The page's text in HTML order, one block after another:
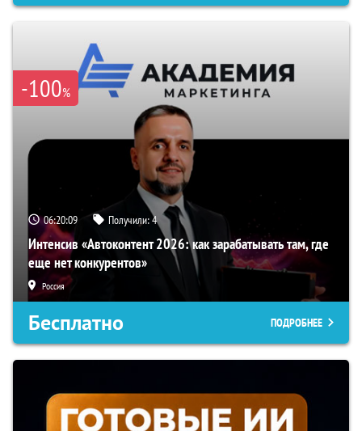
-100%
06:20:08 Получили:4
Интенсив «Автоконтент 2026: как зарабатывать там, где
еще нет конкурентов»
Россия
Бесплатно ПОДРОБНЕЕ